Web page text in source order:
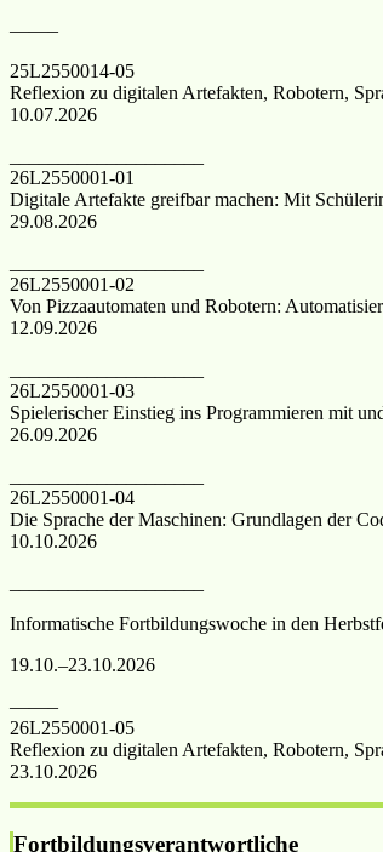
——–
25L2550014-05
Reflexion zu digitalen Artefakten, Robotern,
10.07.2026
26L2550001-01
Digitale Artefakte greifbar machen: Mit
29.08.2026
26L2550001-02
Von Pizzaautomaten und Robotern:
12.09.2026
26L2550001-03
Spielerischer Einstieg ins Programmieren mit
26.09.2026
26L2550001-04
Die Sprache der Maschinen: Grundlagen der
10.10.2026
Informatische Fortbildungswoche in den
19.10.–23.10.2026
——–
26L2550001-05
Reflexion zu digitalen Artefakten, Robotern,
23.10.2026
Fortbildungsverantwortliche